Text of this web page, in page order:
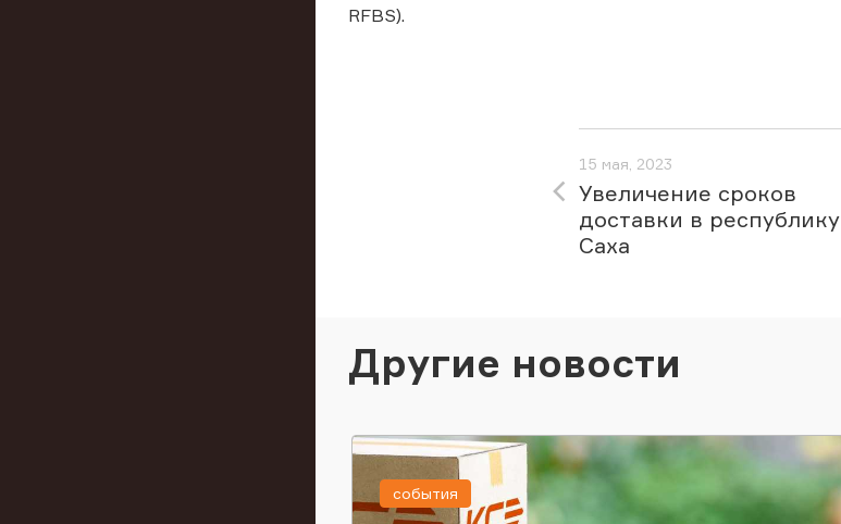
RFBS).
15 мая, 2023
Увеличение сроков
доставки в республику
Саха
Другие новости
события